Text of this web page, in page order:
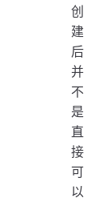
创
建
后
并
不
是
直
接
可
以